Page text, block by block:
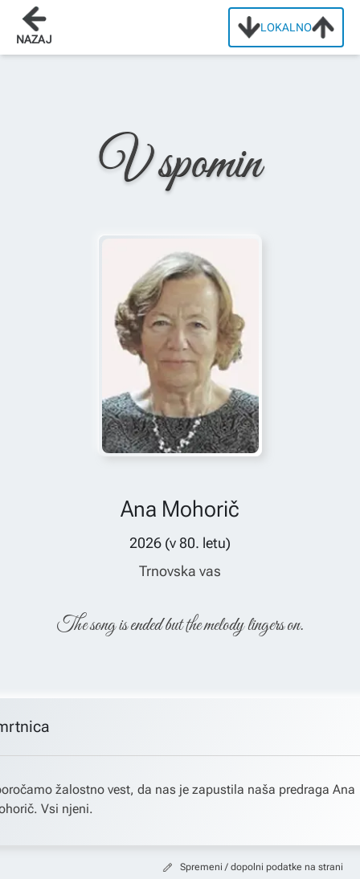
LOKALNO
NAZAJ
Domov
V spomin
Ana Mohorič
2026 (v 80. letu)
Trnovska vas
The song is ended but the melody lingers on.
žalostno vest, da nas je zapustila naša predraga Ana
Vsi njeni.
Spremeni / dopolni podatke na strani